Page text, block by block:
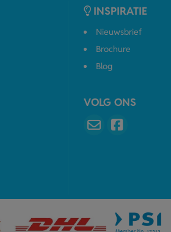
INSPIRATIE
Nieuwsbrief
Brochure
Blog
VOLG ONS